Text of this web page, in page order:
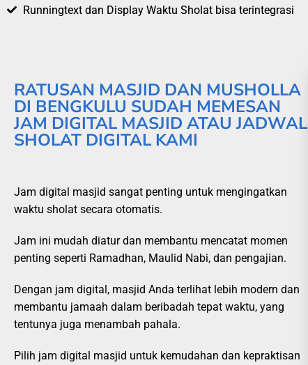
Runningtext dan Display Waktu Sholat bisa terintegrasi
RATUSAN MASJID DAN MUSHOLLA
DI BENGKULU SUDAH MEMESAN
JAM DIGITAL MASJID ATAU JADWAL
SHOLAT DIGITAL KAMI
Jam digital masjid sangat penting untuk mengingatkan
waktu sholat secara otomatis.
Jam ini mudah diatur dan membantu mencatat momen
penting seperti Ramadhan, Maulid Nabi, dan pengajian.
Dengan jam digital, masjid Anda terlihat lebih modern dan
membantu jamaah dalam beribadah tepat waktu, yang
tentunya juga menambah pahala.
Pilih jam digital masjid untuk kemudahan dan kepraktisan